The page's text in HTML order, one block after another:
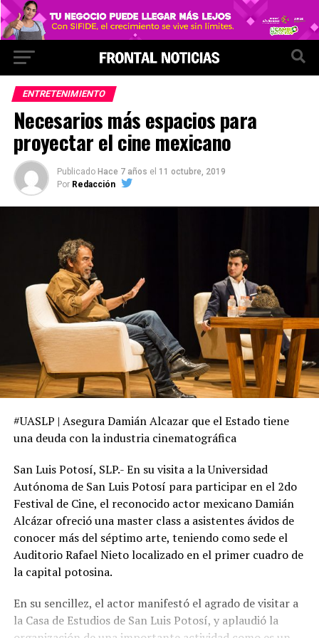
ENTRETENIMIENTO
Necesarios más espacios para
proyectar el cine mexicano
Publicado Hace 7 años el 11 octubre, 2019
Por Redacción
#UASLP | Asegura Damián Alcazar que el Estado tiene
una deuda con la industria cinematográfica
San Luis Potosí, SLP.- En su visita a la Universidad
Autónoma de San Luis Potosí para participar en el 2do
Festival de Cine, el reconocido actor mexicano Damián
Alcázar ofreció una master class a asistentes ávidos de
conocer más del séptimo arte, teniendo como sede el
Auditorio Rafael Nieto localizado en el primer cuadro de
la capital potosina.
En su sencillez, el actor manifestó el agrado de visitar a
la Casa de Estudios de San Luis Potosí, y aplaudió la